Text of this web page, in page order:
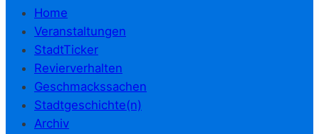
Home
Veranstaltungen
StadtTicker
Revierverhalten
Geschmackssachen
Stadtgeschichte(n)
Archiv